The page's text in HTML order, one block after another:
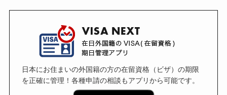
日本にお住まいの外国籍の方の在留資格（ビザ）の期限
を正確に管理！各種申請の相談もアプリから可能です。